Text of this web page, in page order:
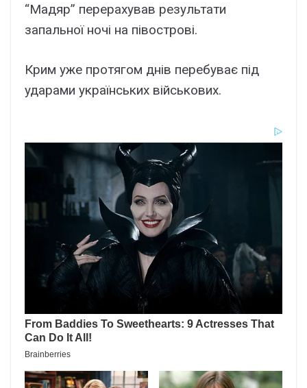
“Мадяр” перерахував результати
запальної ночі на півострові.
Крим уже протягом днів перебуває під
ударами українських військових.